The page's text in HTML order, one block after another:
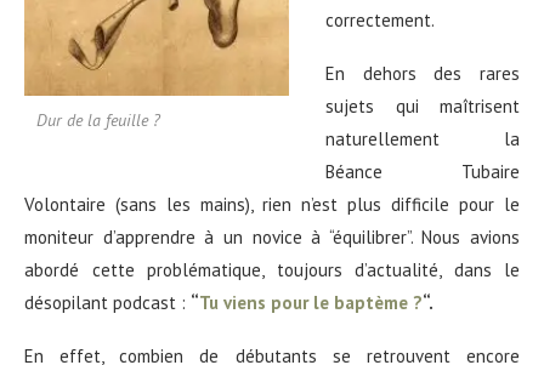
Dur de la feuille ?
correctement.
En dehors des rares
sujets qui maîtrisent
naturellement la
Béance Tubaire
Volontaire (sans les mains), rien n’est plus difficile pour le
moniteur d’apprendre à un novice à “équilibrer”. Nous avions
abordé cette problématique, toujours d’actualité, dans le
désopilant podcast : “Tu viens pour le baptème ?“.
En effet, combien de débutants se retrouvent encore